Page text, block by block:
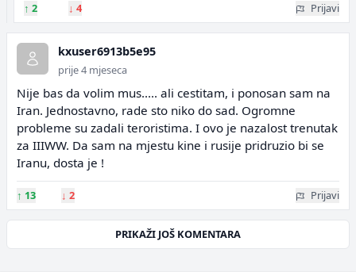
↑ 2 ↓ 4 Prijavi
kxuser6913b5e95
prije 4 mjeseca
Nije bas da volim mus..... ali cestitam, i ponosan sam na
Iran. Jednostavno, rade sto niko do sad. Ogromne
probleme su zadali teroristima. I ovo je nazalost trenutak
za IIIWW. Da sam na mjestu kine i rusije pridruzio bi se
Iranu, dosta je !
↑ 13 ↓ 2 Prijavi
PRIKAŽI JOŠ KOMENTARA